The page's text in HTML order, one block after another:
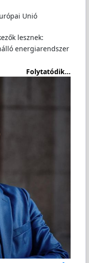
Unió
lesznek:
energiarendszer
Folytatódik...